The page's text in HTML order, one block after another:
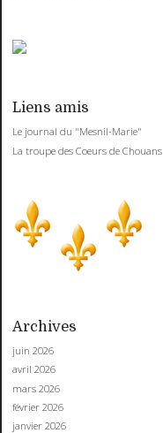
Liens amis
Le journal du "Mesnil-Marie"
La troupe des Coeurs de Chouans
Archives
juin 2026
avril 2026
mars 2026
février 2026
janvier 2026